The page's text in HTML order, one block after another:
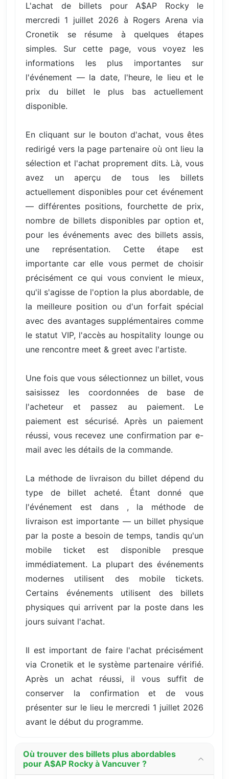
L'achat de billets pour A$AP Rocky le
mercredi 1 juillet 2026 à Rogers Arena via
Cronetik se résume à quelques étapes
simples. Sur cette page, vous voyez les
informations les plus importantes sur
l'événement — la date, l'heure, le lieu et le
prix du billet le plus bas actuellement
disponible.
En cliquant sur le bouton d'achat, vous êtes
redirigé vers la page partenaire où ont lieu la
sélection et l'achat proprement dits. Là, vous
avez un aperçu de tous les billets
actuellement disponibles pour cet événement
— différentes positions, fourchette de prix,
nombre de billets disponibles par option et,
pour les événements avec des billets assis,
une représentation. Cette étape est
importante car elle vous permet de choisir
précisément ce qui vous convient le mieux,
qu'il s'agisse de l'option la plus abordable, de
la meilleure position ou d'un forfait spécial
avec des avantages supplémentaires comme
le statut VIP, l'accès au hospitality lounge ou
une rencontre meet & greet avec l'artiste.
Une fois que vous sélectionnez un billet, vous
saisissez les coordonnées de base de
l'acheteur et passez au paiement. Le
paiement est sécurisé. Après un paiement
réussi, vous recevez une confirmation par e-
mail avec les détails de la commande.
La méthode de livraison du billet dépend du
type de billet acheté. Étant donné que
l'événement est dans , la méthode de
livraison est importante — un billet physique
par la poste a besoin de temps, tandis qu'un
mobile ticket est disponible presque
immédiatement. La plupart des événements
modernes utilisent des mobile tickets.
Certains événements utilisent des billets
physiques qui arrivent par la poste dans les
jours suivant l'achat.
Il est important de faire l'achat précisément
via Cronetik et le système partenaire vérifié.
Après un achat réussi, il vous suffit de
conserver la confirmation et de vous
présenter sur le lieu le mercredi 1 juillet 2026
avant le début du programme.
Où trouver des billets plus abordables
pour A$AP Rocky à Vancuver ?